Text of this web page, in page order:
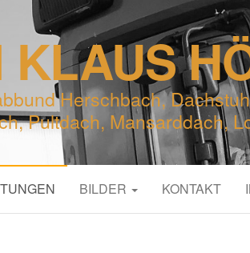
KLAUS
Herschbach,
Pultdach, Mansarddach,
BILDER KONTAKT